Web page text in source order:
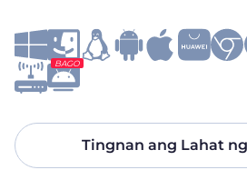
BAGO
Tingnan ang Lahat